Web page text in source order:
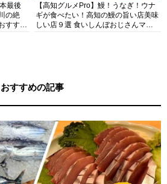
最後
の絶
すすめ
【高知グルメPro】鰻！うなぎ！ウナ
ギが食べたい！高知の鰻の旨い店美味
しい店９選 食いしんぼおじさんマッ
おすすめの記事